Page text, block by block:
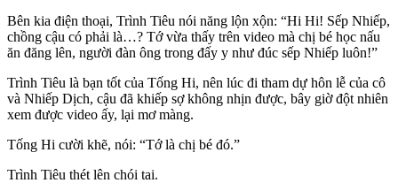
Bên kia điện thoại, Trình Tiêu nói năng lộn xộn: “Hi Hi! Sếp Nhiếp,
chồng cậu có phải là…? Tớ vừa thấy trên video mà chị bé học nấu
ăn đăng lên, người đàn ông trong đấy y như đúc sếp Nhiếp luôn!”
Trình Tiêu là bạn tốt của Tống Hi, nên lúc đi tham dự hôn lễ của cô
và Nhiếp Dịch, cậu đã khiếp sợ không nhịn được, bây giờ đột nhiên
xem được video ấy, lại mơ màng.
Tống Hi cười khẽ, nói: “Tớ là chị bé đó.”
Trình Tiêu thét lên chói tai.